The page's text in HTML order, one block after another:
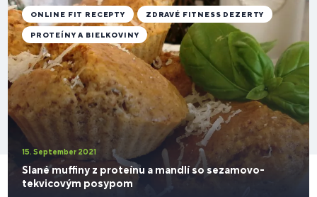
15. September 2021
Slané muffiny z proteínu a mandlí so sezamovo-
tekvicovým posypom
ONLINE FIT RECEPTY ZDRAVÉ FITNESS DEZERTY
PROTEÍNY A BIELKOVINY